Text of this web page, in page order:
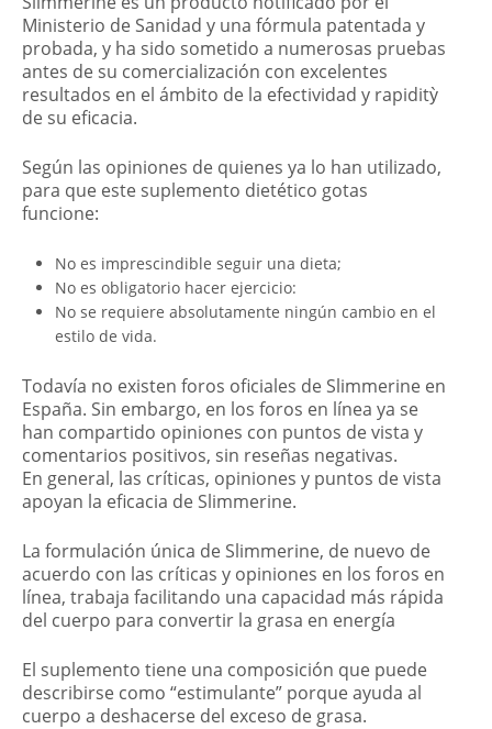
Ministerio de Sanidad y una fórmula patentada y
probada, y ha sido sometido a numerosas pruebas
antes de su comercialización con excelentes
resultados en el ámbito de la efectividad y rapiditỳ
de su eficacia.
Según las opiniones de quienes ya lo han utilizado,
para que este suplemento dietético gotas
funcione:
No es imprescindible seguir una dieta;
No es obligatorio hacer ejercicio:
No se requiere absolutamente ningún cambio en el
estilo de vida.
Todavía no existen foros oficiales de Slimmerine en
España. Sin embargo, en los foros en línea ya se
han compartido opiniones con puntos de vista y
comentarios positivos, sin reseñas negativas.
En general, las críticas, opiniones y puntos de vista
apoyan la eficacia de Slimmerine.
La formulación única de Slimmerine, de nuevo de
acuerdo con las críticas y opiniones en los foros en
línea, trabaja facilitando una capacidad más rápida
del cuerpo para convertir la grasa en energía
El suplemento tiene una composición que puede
describirse como “estimulante” porque ayuda al
cuerpo a deshacerse del exceso de grasa.